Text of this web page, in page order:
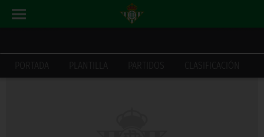
PORTADA PLANTILLA PARTIDOS CLASIFICACIÓN